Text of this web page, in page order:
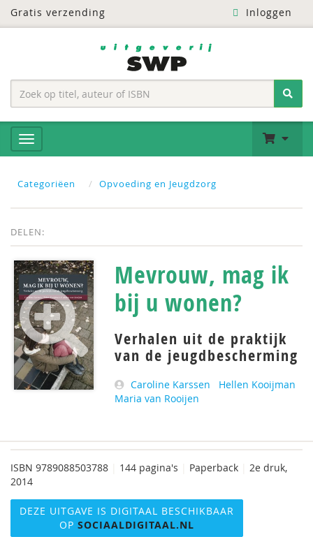
Gratis verzending Inloggen
Categoriëen Opvoeding en Jeugdzorg
DELEN:
Mevrouw, mag ik
bij u wonen?
Verhalen uit de praktijk
van de jeugdbescherming
Caroline Karssen
Hellen Kooijman
Maria van Rooijen
ISBN 9789088503788 144 pagina's Paperback
2e druk,
2014
DEZE UITGAVE IS DIGITAAL BESCHIKBAAR
OP SOCIAALDIGITAAL.NL